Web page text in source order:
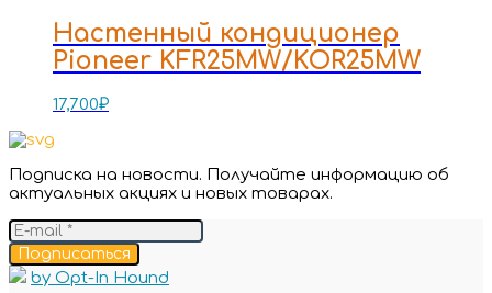
Настенный кондиционер
Pioneer KFR25MW/KOR25MW
17,700₽
Подписка на новости. Получайте информацию об
актуальных акциях и новых товарах.
Подписаться
by Opt-In Hound